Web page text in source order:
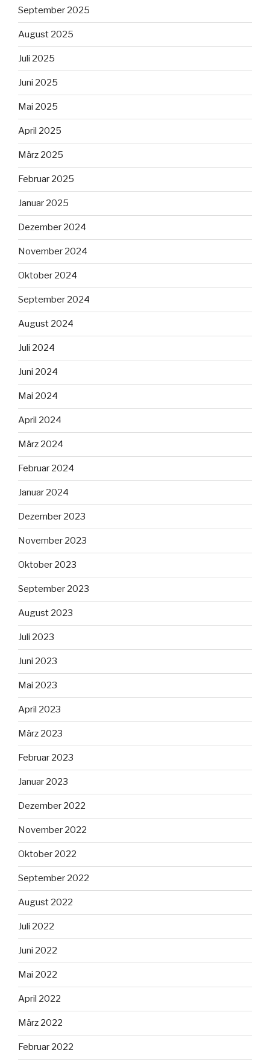
September 2025
August 2025
Juli 2025
Juni 2025
Mai 2025
April 2025
März 2025
Februar 2025
Januar 2025
Dezember 2024
November 2024
Oktober 2024
September 2024
August 2024
Juli 2024
Juni 2024
Mai 2024
April 2024
März 2024
Februar 2024
Januar 2024
Dezember 2023
November 2023
Oktober 2023
September 2023
August 2023
Juli 2023
Juni 2023
Mai 2023
April 2023
März 2023
Februar 2023
Januar 2023
Dezember 2022
November 2022
Oktober 2022
September 2022
August 2022
Juli 2022
Juni 2022
Mai 2022
April 2022
März 2022
Februar 2022